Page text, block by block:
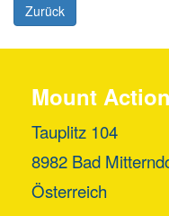
Zurück
Mount
Tauplitz 104
8982 Bad
Österreich